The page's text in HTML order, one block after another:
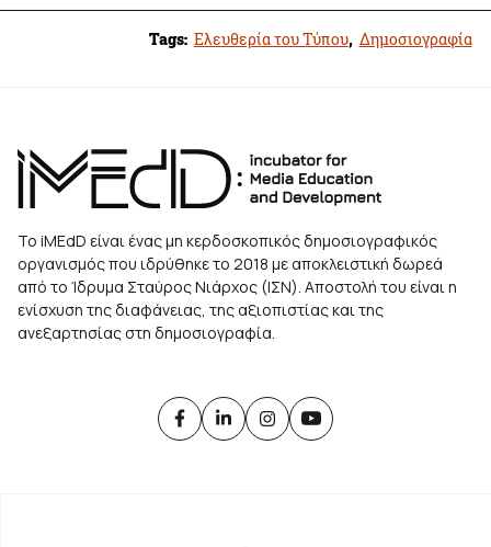
Tags: Ελευθερία του Τύπου, Δημοσιογραφία
Το iMEdD είναι ένας μη κερδοσκοπικός δημοσιογραφικός
οργανισμός που ιδρύθηκε το 2018 με αποκλειστική δωρεά
από το Ίδρυμα Σταύρος Νιάρχος (ΙΣΝ). Αποστολή του είναι η
ενίσχυση της διαφάνειας, της αξιοπιστίας και της
ανεξαρτησίας στη δημοσιογραφία.